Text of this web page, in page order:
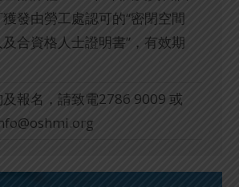
發由勞工處認可的“密閉空間
合資格人士證明書”，有效期
報名，請致電2786 9009 或